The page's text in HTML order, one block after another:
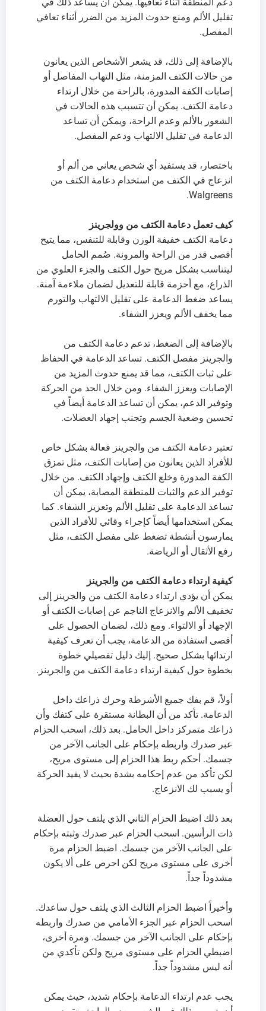
تقليل الألم ومنع حدوث المزيد من الضرر أثناء تعافي
المفصل.
بالإضافة إلى ذلك، قد يشعر الأشخاص الذين يعانون
من حالات الكتف المزمنة، مثل التهاب المفاصل أو
إصابات الكفة المدورة، بالراحة من خلال ارتداء
دعامة الكتف. يمكن أن تتسبب هذه الحالات في
الشعور بالألم وعدم الراحة، ويمكن أن تساعد
الدعامة في تقليل الالتهاب ودعم المفصل.
باختصار، قد يستفيد أي شخص يعاني من ألم أو
انزعاج في الكتف من استخدام دعامة الكتف من
Walgreens.
كيف تعمل دعامة الكتف من وولجرينز
دعامة الكتف خفيفة الوزن وقابلة للتنفس، مما يتيح
أقصى قدر من الراحة والمرونة. صُمم الحامل
ليتناسب بشكل مريح حول الكتف والجزء العلوي من
الذراع، مع أحزمة قابلة للتعديل لضمان ملاءمة آمنة.
يساعد ضغط الدعامة على تقليل الالتهاب والتورم
مما يخفف الألم ويعزز الشفاء.
بالإضافة إلى الضغط، تدعم دعامة الكتف من
والجرينز مفصل الكتف. تساعد الدعامة في الحفاظ
على ثبات الكتف، مما قد يمنع حدوث المزيد من
الإصابات ويعزز الشفاء. ومن خلال الحد من الحركة
وتوفير الدعم، يمكن أن تساعد الدعامة أيضاً في
تحسين وضعية الجسم وتجنب إجهاد العضلات.
تعتبر دعامة الكتف من والجرينز فعالة بشكل خاص
للأفراد الذين يعانون من إصابات الكتف، مثل تمزق
الكفة المدورة وخلع الكتف وإجهاد الكتف. من خلال
توفير الدعم والثبات للمنطقة المصابة، يمكن أن
تساعد الدعامة على تقليل الألم وتعزيز الشفاء. كما
يمكن استخدامها أيضاً كإجراء وقائي للأفراد الذين
يمارسون أنشطة تضغط على مفصل الكتف، مثل
رفع الأثقال أو الرياضة.
كيفية ارتداء دعامة الكتف من والجرينز
يمكن أن يؤدي ارتداء دعامة الكتف من والجرينز إلى
تخفيف الألم والانزعاج الناجم عن إصابات الكتف أو
الإجهاد أو الالتواء. ومع ذلك، لضمان الحصول على
أقصى استفادة من الدعامة، يجب أن تعرف كيفية
ارتدائها بشكل صحيح. إليك دليل تفصيلي خطوة
بخطوة حول كيفية ارتداء دعامة الكتف من والجرينز.
أولاً، قم بفك جميع الأشرطة وحرك ذراعك داخل
الدعامة. تأكد من أن البطانة مستقرة على كتفك وأن
ذراعك متمركز داخل الحامل. بعد ذلك، اسحب الحزام
عبر صدرك واربطه بإحكام على الجانب الآخر من
جسمك. أحكم ربط هذا الحزام إلى مستوى مريح،
لكن تأكد من عدم إحكامه بشدة بحيث لا يقيد الحركة
أو يسبب لك الانزعاج.
بعد ذلك اضبط الحزام الثاني الذي يلتف حول العضلة
ذات الرأسين. اسحب الحزام عبر صدرك وثبته بإحكام
على الجانب الآخر من جسمك. اضبط الحزام مرة
أخرى على مستوى مريح لكن احرص على ألا يكون
مشدوداً جداً.
وأخيراً اضبط الحزام الثالث الذي يلتف حول ساعدك.
اسحب الحزام عبر الجزء الأمامي من صدرك واربطه
بإحكام على الجانب الآخر من جسمك. ومرة أخرى،
اضبطي الحزام على مستوى مريح ولكن تأكدي من
أنه ليس مشدوداً جداً.
يجب عدم ارتداء الدعامة بإحكام شديد، حيث يمكن